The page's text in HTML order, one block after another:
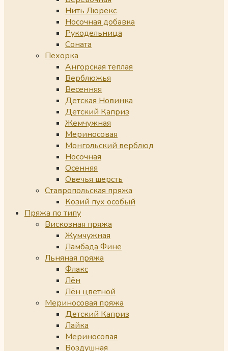
Нить Люрекс
Носочная добавка
Рукодельница
Соната
Пехорка
Ангорская теплая
Верблюжья
Весенняя
Детская Новинка
Детский Каприз
Жемчужная
Мериносовая
Монгольский верблюд
Носочная
Осенняя
Овечья шерсть
Ставропольская пряжа
Козий пух особый
Пряжа по типу
Вискозная пряжа
Жумчужная
Ламбада Фине
Льняная пряжа
Флакс
Лён
Лён цветной
Мериносовая пряжа
Детский Каприз
Лайка
Мериносовая
Воздушная